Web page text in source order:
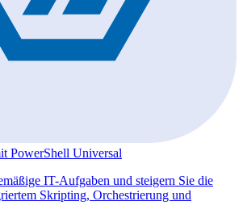
PowerShell Universal
IT-Aufgaben und steigern Sie die
Skripting, Orchestrierung und